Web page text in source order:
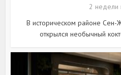
2 недели
В историческом районе
открылся необычный